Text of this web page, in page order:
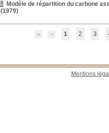
Modèle de répartition du carbone
(1979)
1 2 3
Mentions